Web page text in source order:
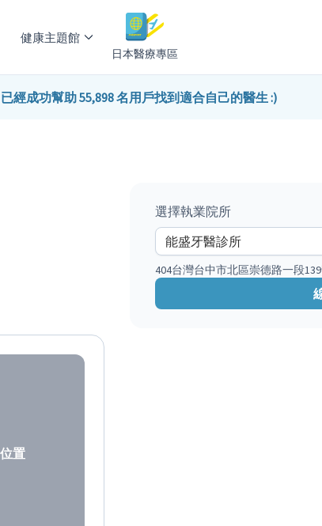
健康主題館
日本醫療專區
經成功幫助 55,898 名用戶找到適合自己的醫生 :)
置
選擇執業院所
404台灣台中市北區崇德路一段